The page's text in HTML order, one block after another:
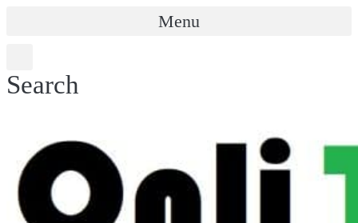
Menu
Search